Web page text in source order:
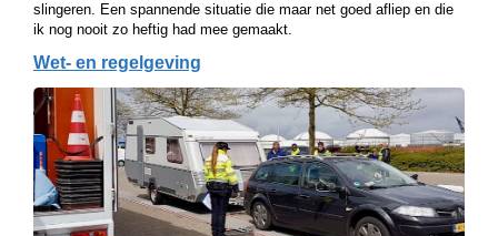
slingeren. Een spannende situatie die maar net goed afliep en die
ik nog nooit zo heftig had mee gemaakt.
Wet- en regelgeving